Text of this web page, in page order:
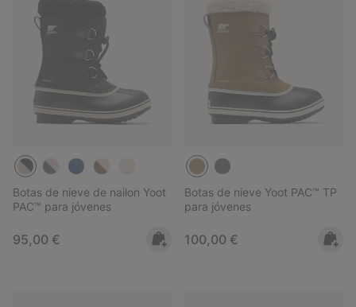
Botas de nieve de nailon Yoot
PAC™ para jóvenes
Regular price:
95,00 €
Botas de nieve Yoot PAC™ TP
para jóvenes
Regular price:
100,00 €